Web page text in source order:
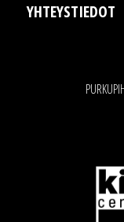
YHTEYSTIEDOT